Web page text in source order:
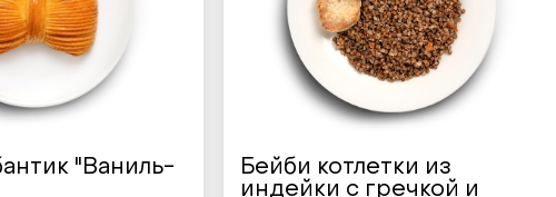
"Ваниль-
Бейби котлетки из
индейки с гречкой и